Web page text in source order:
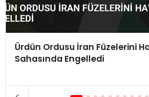
Ürdün Ordusu İran Füzelerini
Sahasında Engelledi